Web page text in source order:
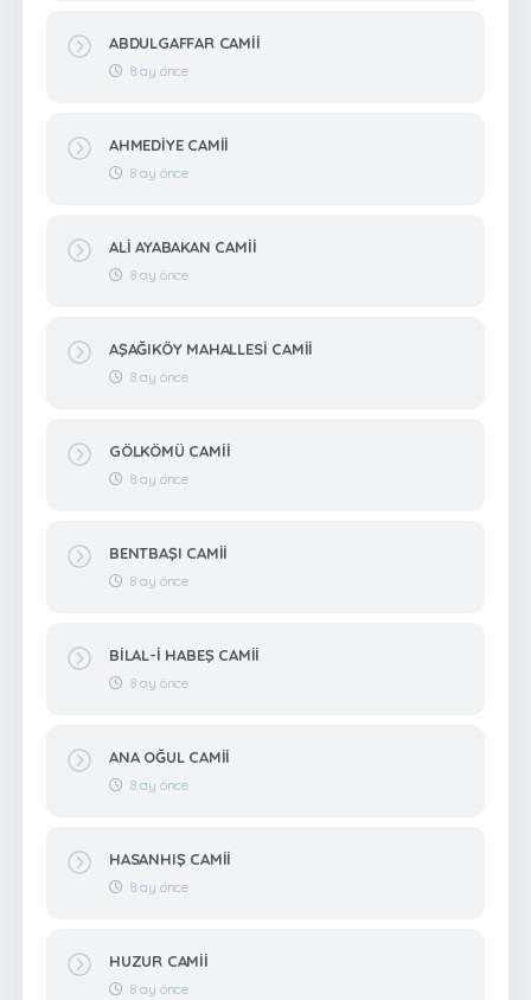
ABDULGAFFAR CAMİİ
8 ay önce
AHMEDİYE CAMİİ
8 ay önce
ALİ AYABAKAN CAMİİ
8 ay önce
AŞAĞIKÖY MAHALLESİ CAMİİ
8 ay önce
GÖLKÖMÜ CAMİİ
8 ay önce
BENTBAŞI CAMİİ
8 ay önce
BİLAL-İ HABEŞ CAMİİ
8 ay önce
ANA OĞUL CAMİİ
8 ay önce
HASANHIŞ CAMİİ
8 ay önce
HUZUR CAMİİ
8 ay önce